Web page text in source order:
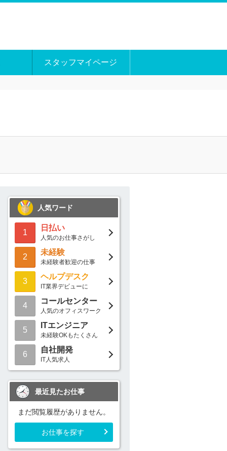
スタッフマイページ
人気ワード
1
日払い
人気のお仕事さがし
2
未経験
未経験者歓迎の仕事
3
ヘルプデスク
IT業界デビューに
4
コールセンター
人気のオフィスワーク
5
ITエンジニア
未経験OKもたくさん
6
自社開発
IT人気求人
最近見たお仕事
まだ閲覧履歴がありません。
お仕事を探す